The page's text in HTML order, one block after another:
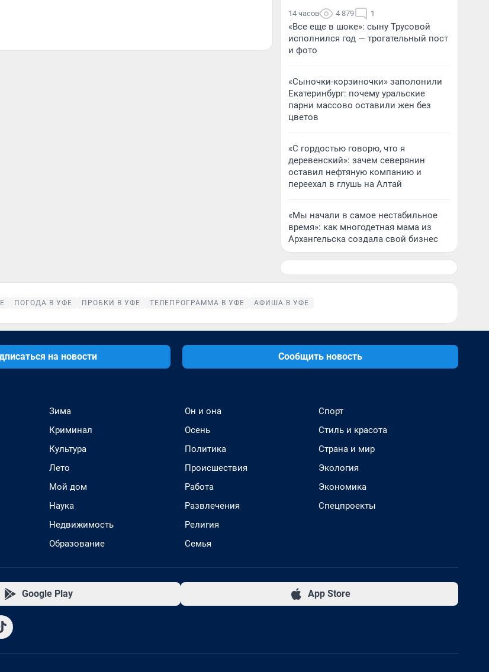
14 часов 4 879 1
«Все еще в шоке»: сыну Трусовой
исполнился год — трогательный пост
и фото
«Сыночки-корзиночки» заполонили
Екатеринбург: почему уральские
парни массово оставили жен без
цветов
«С гордостью говорю, что я
деревенский»: зачем северянин
оставил нефтяную компанию и
переехал в глушь на Алтай
«Мы начали в самое нестабильное
время»: как многодетная мама из
Архангельска создала свой бизнес
ПОГОДА В УФЕ ПРОБКИ В УФЕ ТЕЛЕПРОГРАММА В УФЕ АФИША В УФЕ
на новости Сообщить новость
Зима
Криминал
Культура
Лето
Мой дом
Наука
Недвижимость
Образование
Он и она
Осень
Политика
Происшествия
Работа
Развлечения
Религия
Семья
Спорт
Стиль и красота
Страна и мир
Экология
Экономика
Спецпроекты
Google Play App Store